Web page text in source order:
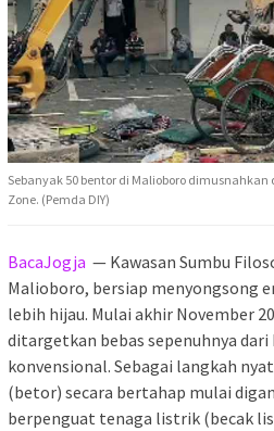
Sebanyak 50 bentor di Malioboro
Zone. (Pemda DIY)
BacaJogja — Kawasan Sumbu
Malioboro, bersiap menyongsong
lebih hijau. Mulai akhir November
ditargetkan bebas sepenuhnya
konvensional. Sebagai langkah
(betor) secara bertahap mulai
berpenguat tenaga listrik (becak